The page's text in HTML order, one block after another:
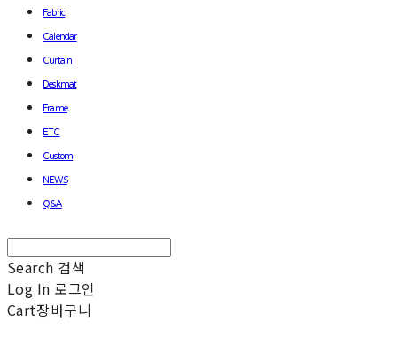
Fabric
Calendar
Curtain
Deskmat
Frame
ETC
Custom
NEWS
Q&A
Search 검색
Log In 로그인
Cart장바구니